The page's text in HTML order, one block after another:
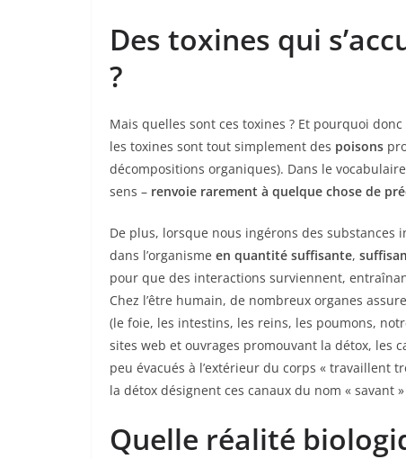
Des toxines qui
?
Mais quelles sont ces toxines ? Et pourquoi
les toxines sont tout simplement des poisons
décompositions organiques). Dans le
sens – renvoie rarement à quelque chose de
De plus, lorsque nous ingérons des substances
dans l’organisme en quantité suffisante,
pour que des interactions surviennent,
Chez l’être humain, de nombreux organes
(le foie, les intestins, les reins, les poumons,
sites web et ouvrages promouvant la détox, les
peu évacués à l’extérieur du corps « travaillent
la détox désignent ces canaux du nom « savant »
Quelle réalité